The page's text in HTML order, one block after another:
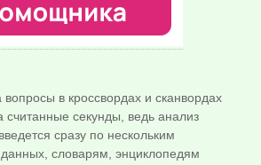
в кроссвордах и сканвордах
считанные секунды, ведь анализ
сразу по нескольким
словарям, энциклопедям